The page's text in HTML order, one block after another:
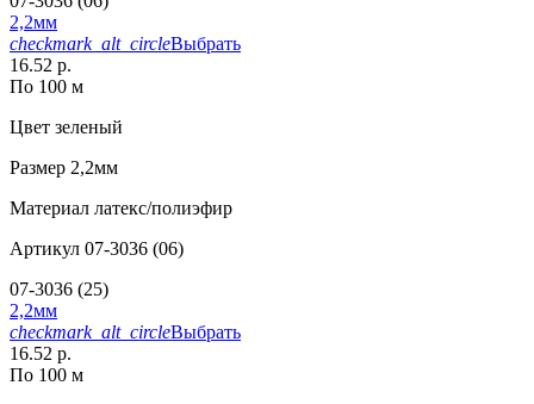
2,2мм
checkmark_alt_circleВыбрать
16.52 р.
По 100 м
Цвет зеленый
Размер 2,2мм
Материал латекс/полиэфир
Артикул 07-3036 (06)
07-3036 (25)
2,2мм
checkmark_alt_circleВыбрать
16.52 р.
По 100 м